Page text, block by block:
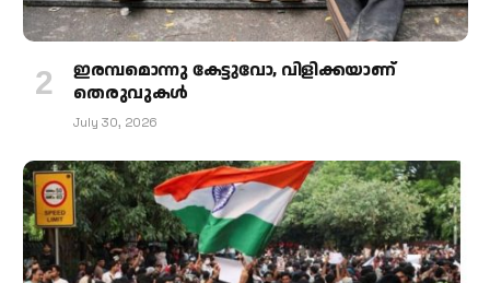
ഇരമ്പമൊന്നു കേട്ടുവോ, വിളിക്കയാണ്
തെരുവുകള്‍
July 30, 2026